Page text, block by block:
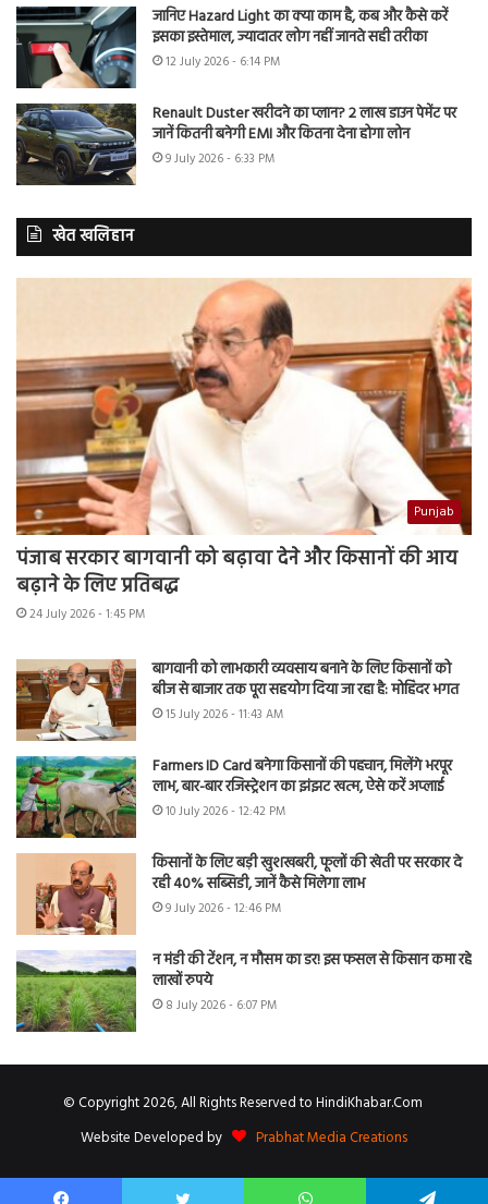
जानिए Hazard Light का क्या काम है, कब और कैसे करें
इसका इस्तेमाल, ज्यादातर लोग नहीं जानते सही तरीका
12 July 2026 - 6:14 PM
Renault Duster खरीदने का प्लान? 2 लाख डाउन पेमेंट पर
जानें कितनी बनेगी EMI और कितना देना होगा लोन
9 July 2026 - 6:33 PM
खेत खलिहान
Punjab
पंजाब सरकार बागवानी को बढ़ावा देने और किसानों की आय
बढ़ाने के लिए प्रतिबद्ध
24 July 2026 - 1:45 PM
बागवानी को लाभकारी व्यवसाय बनाने के लिए किसानों को
बीज से बाजार तक पूरा सहयोग दिया जा रहा है: मोहिंदर भगत
15 July 2026 - 11:43 AM
Farmers ID Card बनेगा किसानों की पहचान, मिलेंगे भरपूर
लाभ, बार-बार रजिस्ट्रेशन का झंझट खत्म, ऐसे करें अप्लाई
10 July 2026 - 12:42 PM
किसानों के लिए बड़ी खुशखबरी, फूलों की खेती पर सरकार दे
रही 40% सब्सिडी, जानें कैसे मिलेगा लाभ
9 July 2026 - 12:46 PM
न मंडी की टेंशन, न मौसम का डर! इस फसल से किसान कमा रहे
लाखों रुपये
8 July 2026 - 6:07 PM
© Copyright 2026, All Rights Reserved to HindiKhabar.Com
Website Developed by
Prabhat Media Creations